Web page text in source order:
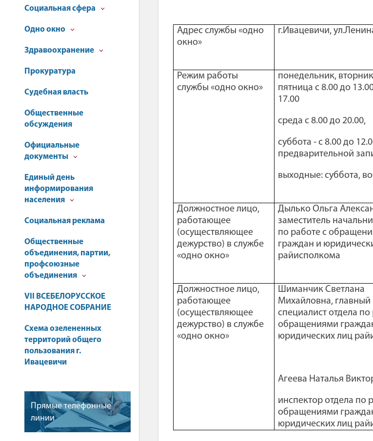
Социальная сфера
Одно окно
Здравоохранение
Прокуратура
Судебная власть
Общественные
обсуждения
Официальные
документы
Единый день
информирования
населения
Социальная реклама
Общественные
объединения, партии,
профсоюзные
объединения
VII ВСЕБЕЛОРУССКОЕ
НАРОДНОЕ СОБРАНИЕ
Схема озелененных
территорий общего
пользования г.
Ивацевичи
Прямые телефонные
линии
Адрес службы «одно
окно»
г.Ивацевичи,
Режим работы
службы «одно окно»
понедельник,
пятница с 8.00 до
17.00
среда с 8.00 до 20.00,
суббота - с 8.00 до
предварительной
выходные: суббота,
Должностное лицо,
работающее
(осуществляющее
дежурство) в службе
«одно окно»
Дылько Ольга
заместитель
по работе с
граждан и
райисполкома
Должностное лицо,
работающее
(осуществляющее
дежурство) в службе
«одно окно»
Шиманчик Светлана
Михайловна, главный
специалист отдела по
обращениями
юридических лиц
Агеева Наталья
инспектор отдела по
обращениями
юридических лиц